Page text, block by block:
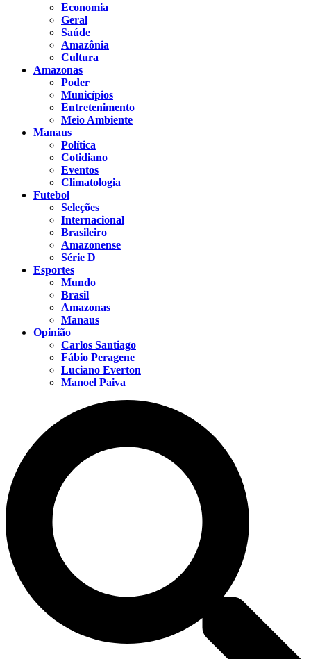
Economia
Geral
Saúde
Amazônia
Cultura
Amazonas
Poder
Municípios
Entretenimento
Meio Ambiente
Manaus
Política
Cotidiano
Eventos
Climatologia
Futebol
Seleções
Internacional
Brasileiro
Amazonense
Série D
Esportes
Mundo
Brasil
Amazonas
Manaus
Opinião
Carlos Santiago
Fábio Peragene
Luciano Everton
Manoel Paiva